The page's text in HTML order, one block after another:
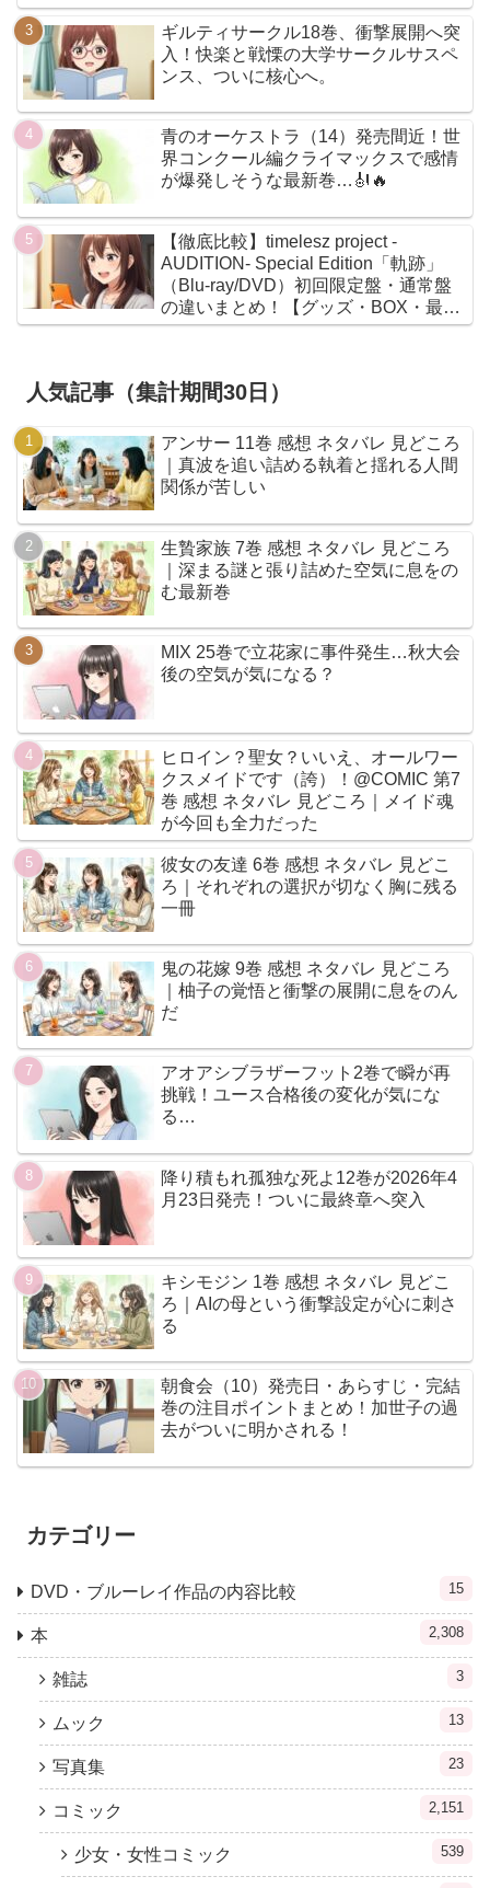
ギルティサークル18巻、衝撃展開へ突
入！快楽と戦慄の大学サークルサスペ
ンス、ついに核心へ。
青のオーケストラ（14）発売間近！世
界コンクール編クライマックスで感情
が爆発しそうな最新巻…🎻🔥
【徹底比較】timelesz project -
AUDITION- Special Edition「軌跡」
（Blu-ray/DVD）初回限定盤・通常盤
の違いまとめ！【グッズ・BOX・最安
値】
人気記事（集計期間30日）
アンサー 11巻 感想 ネタバレ 見どころ
｜真波を追い詰める執着と揺れる人間
関係が苦しい
生贄家族 7巻 感想 ネタバレ 見どころ
｜深まる謎と張り詰めた空気に息をの
む最新巻
MIX 25巻で立花家に事件発生…秋大会
後の空気が気になる？
ヒロイン？聖女？いいえ、オールワー
クスメイドです（誇）！@COMIC 第7
巻 感想 ネタバレ 見どころ｜メイド魂
が今回も全力だった
彼女の友達 6巻 感想 ネタバレ 見どこ
ろ｜それぞれの選択が切なく胸に残る
一冊
鬼の花嫁 9巻 感想 ネタバレ 見どころ
｜柚子の覚悟と衝撃の展開に息をのん
だ
アオアシブラザーフット2巻で瞬が再
挑戦！ユース合格後の変化が気にな
る…
降り積もれ孤独な死よ12巻が2026年4
月23日発売！ついに最終章へ突入
キシモジン 1巻 感想 ネタバレ 見どこ
ろ｜AIの母という衝撃設定が心に刺さ
る
朝食会（10）発売日・あらすじ・完結
巻の注目ポイントまとめ！加世子の過
去がついに明かされる！
カテゴリー
DVD・ブルーレイ作品の内容比較 15
本 2,308
雑誌 3
ムック 13
写真集 23
コミック 2,151
少女・女性コミック 539